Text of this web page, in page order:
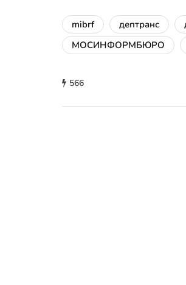
mibrf дептранс
МОСИНФОРМБЮРО
566